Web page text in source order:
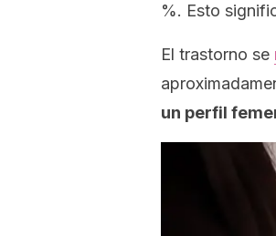
%. Esto
El trastorno se
un perfil